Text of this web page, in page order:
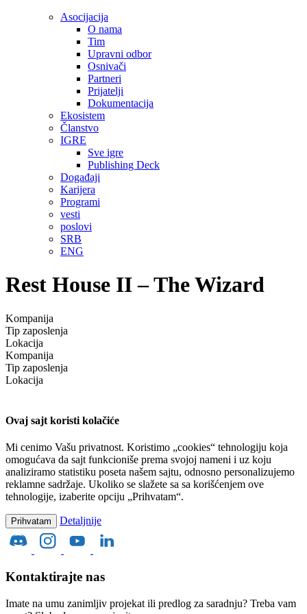
Asocijacija
O nama
Tim
Upravni odbor
Osnivači
Partneri
Prijatelji
Dokumentacija
Ekosistem
Članstvo
IGRE
Sve igre
Publishing Deck
Događaji
Karijera
Programi
vesti
poslovi
SRB
ENG
Rest House II – The Wizard
Kompanija
Tip zaposlenja
Lokacija
Kompanija
Tip zaposlenja
Lokacija
Ovaj sajt koristi kolačiće
Mi cenimo Vašu privatnost. Koristimo „cookies“ tehnologiju koja
omogućava da sajt funkcioniše prema svojoj nameni i uz koju
analiziramo statistiku poseta našem sajtu, odnosno personalizujemo
reklamne sadržaje. Ukoliko se slažete sa sa korišćenjem ove
tehnologije, izaberite opciju „Prihvatam“.
Prihvatam Detaljnije
Kontaktirajte nas
Imate na umu zanimljiv projekat ili predlog za saradnju? Treba vam